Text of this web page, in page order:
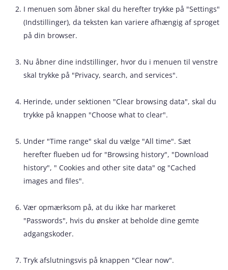
I menuen som åbner skal du herefter trykke på "Settings"
(Indstillinger), da teksten kan variere afhængig af sproget
på din browser.
Nu åbner dine indstillinger, hvor du i menuen til venstre
skal trykke på "Privacy, search, and services".
Herinde, under sektionen "Clear browsing data", skal du
trykke på knappen "Choose what to clear".
Under "Time range" skal du vælge "All time". Sæt
herefter flueben ud for "Browsing history", "Download
history", " Cookies and other site data" og "Cached
images and files".
Vær opmærksom på, at du ikke har markeret
"Passwords", hvis du ønsker at beholde dine gemte
adgangskoder.
Tryk afslutningsvis på knappen "Clear now".